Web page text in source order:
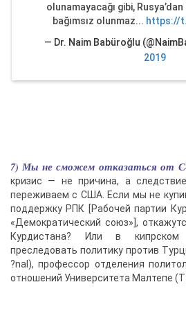
olunamayacağı gibi,
bağımsız olunmaz... https://
— Dr. Naim Babüroğlu
2019
7) Мы не сможем отказаться от
кризис — не причина, а
переживаем с США. Если мы не
поддержку РПК [Рабочей партии
«Демократический союз»],
Курдистана? Или в кипрском
преследовать политику против
?nal), профессор отделения
отношений Университета Малтепе